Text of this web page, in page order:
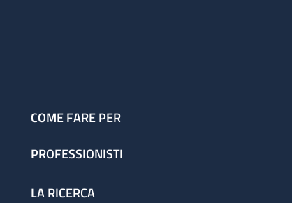
COME FARE PER
PROFESSIONISTI
LA RICERCA